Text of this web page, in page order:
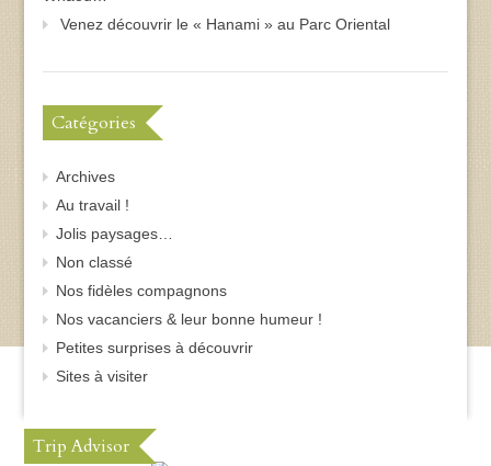
Venez découvrir le « Hanami » au Parc Oriental
Catégories
Archives
Au travail !
Jolis paysages…
Non classé
Nos fidèles compagnons
Nos vacanciers & leur bonne humeur !
Petites surprises à découvrir
Sites à visiter
Trip Advisor